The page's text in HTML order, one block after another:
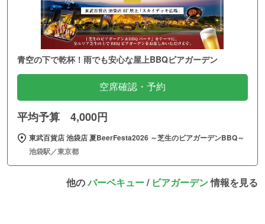
青空の下で乾杯！雨でも安心な屋上BBQビアガーデン
空席確認・予約
平均予算 4,000円
東武百貨店 池袋店 夏BeerFesta2026 ～芝生のビアガーデンBBQ～
池袋駅／東京都
他のバーベキュー/ ビアガーデン情報を見る